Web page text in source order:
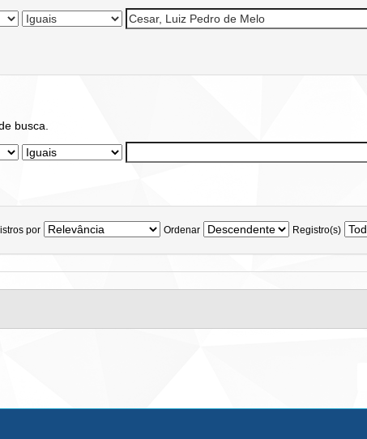
busca.
por Ordenar Registro(s)